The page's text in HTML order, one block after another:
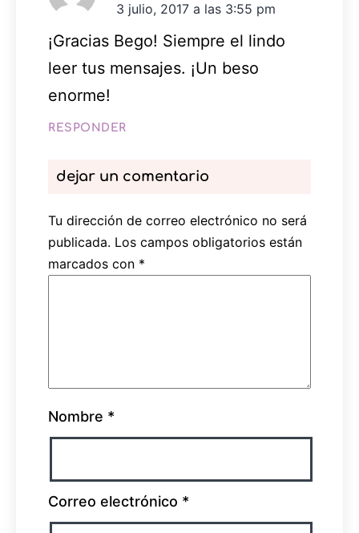
3 julio, 2017 a las 3:55 pm
¡Gracias Bego! Siempre el lindo
leer tus mensajes. ¡Un beso
enorme!
RESPONDER
dejar un comentario
Tu dirección de correo electrónico no será
publicada. Los campos obligatorios están
marcados con *
Nombre *
Correo electrónico *